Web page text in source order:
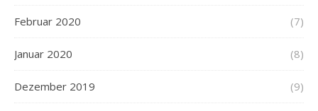
Februar 2020 (7)
Januar 2020 (8)
Dezember 2019 (9)